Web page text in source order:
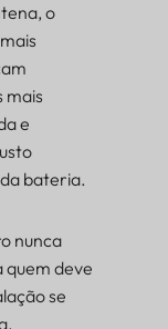
o
mais
e
bateria.
nunca
quem deve
se